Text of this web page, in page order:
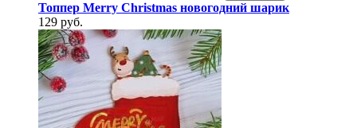
Топпер Merry Christmas новогодний шарик
129 руб.